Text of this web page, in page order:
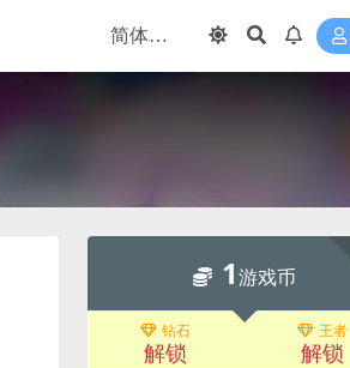
1游戏币
钻石
解锁
王者
解锁